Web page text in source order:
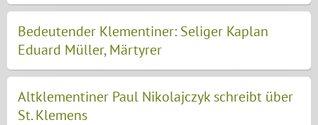
Bedeutender Klementiner: Seliger Kaplan
Eduard Müller, Märtyrer
Altklementiner Paul Nikolajczyk schreibt über
St. Klemens